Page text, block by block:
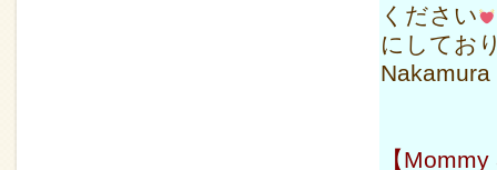
ください
にして
Nakamura
【